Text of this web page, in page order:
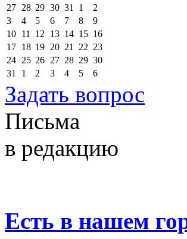
27 28 29 30 31 1
2
3
4 5 6 7 8
9
10 11 12 13 14 15 16
17 18 19 20 21 22 23
24 25 26 27 28 29 30
31
1 2 3 4 5 6
Задать вопрос
Письма
в редакцию
Есть в нашем